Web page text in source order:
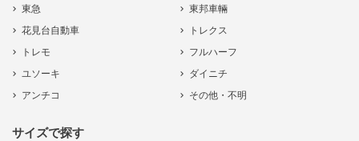
東急
東邦車輛
花見台自動車
トレクス
トレモ
フルハーフ
ユソーキ
ダイニチ
アンチコ
その他・不明
サイズで探す